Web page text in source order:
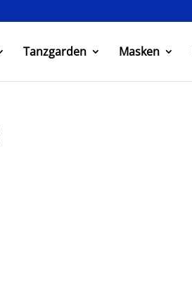
Tanzgarden Masken